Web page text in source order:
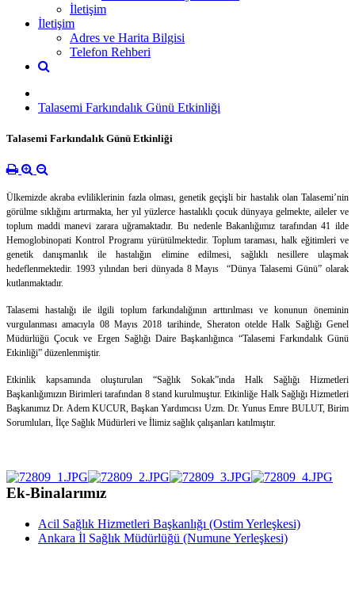
İletişim
İletişim
Adres ve Harita Bilgisi
Telefon Rehberi
Talasemi Farkındalık Günü Etkinliği
Talasemi Farkındalık Günü Etkinliği
Ülkemizde akraba evliliklerinin fazla olması, genetik geçişli bir hastalık olan Talasemi’nin
görülme sıklığını artırmakta, her yıl yüzlerce hastalıklı çocuk dünyaya gelmekte, aileler ve
toplum maddi manevi zarara uğramaktadır. Bu nedenle Bakanlığımız tarafından 41 ilde
Hemoglobinopati Kontrol Programı yürütülmektedir. Toplum taraması, halk eğitimleri ve
genetik danışmanlık ile hastalığın elimine edilmesi, sağlıklı nesillere ulaşmak
hedeflenmektedir. 1993 yılından beri dünyada 8 Mayıs “Dünya Talasemi Günü” olarak
kutlanmaktadır.
Talasemi hastalığı ile ilgili toplum farkındalığının arttırılması ve konunun öneminin
vurgulanması amacıyla 08 Mayıs 2018 tarihinde, Sheraton otelde Halk Sağlığı Genel
Müdürlüğü Çocuk ve Ergen Sağlığı Daire Başkanlığınca “Talasemi Farkındalık Günü
Etkinliği” düzenlenmiştir.
Etkinlik kapsamında oluşturulan “Sağlık Sokak”ında Halk Sağlığı Hizmetleri
Başkanlığımızın Birimleri tarafından 8 stand kurulmuştur. Etkinliğe Halk Sağlığı Hizmetleri
Başkanımız Dr. Adem KUCUR, Başkan Yardımcısı Uzm. Dr. Yunus Emre BULUT, Birim
Sorumluları, İlçe Sağlık Müdürleri ve İlimiz sağlık çalışanları katılmıştır.
Ek-Binalarımız
Acil Sağlık Hizmetleri Başkanlığı (Ostim Yerleşkesi)
Ankara İl Sağlık Müdürlüğü (Numune Yerleşkesi)